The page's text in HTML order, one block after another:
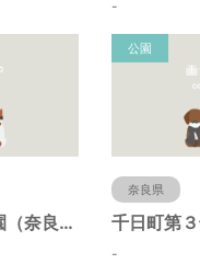
-
西田中町古荒公園（奈良県大和郡山市）
公園
奈良県
-